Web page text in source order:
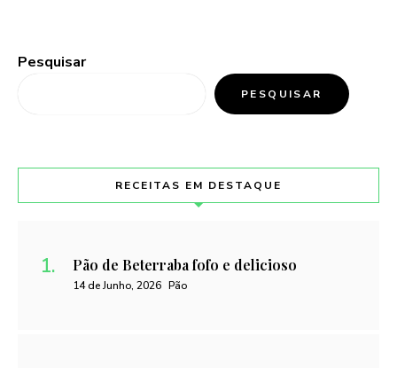
Pesquisar
PESQUISAR
RECEITAS EM DESTAQUE
Pão de Beterraba fofo e delicioso
14 de Junho, 2026 Pão